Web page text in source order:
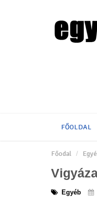
FŐOLDAL
Főodal
Egyéb